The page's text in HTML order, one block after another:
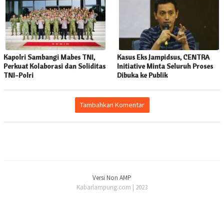
Kapolri Sambangi Mabes TNI,
Perkuat Kolaborasi dan Soliditas
TNI-Polri
Kasus Eks Jampidsus, CENTRA
Initiative Minta Seluruh Proses
Dibuka ke Publik
Tambahkan Komentar
Versi Non AMP
Kabarlampung.com | 2023